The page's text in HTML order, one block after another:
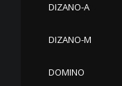
DIZANO-A
DIZANO-M
DOMINO